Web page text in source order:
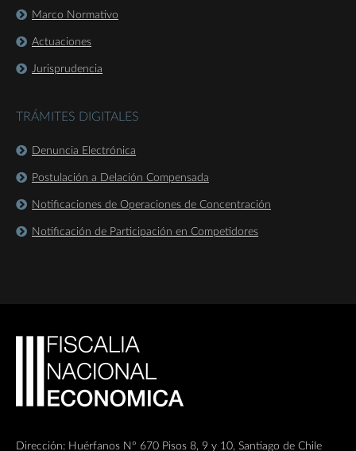
Marco Normativo
Actuaciones
Jurisprudencia
TRÁMITES DIGITALES
Denuncia Electrónica
Postulación a Delación Compensada
Notificaciones de Operaciones de Concentración
Notificación de Participación en Competidores
Dirección: Huérfanos Nº 670 Pisos 8, 9 y 10, Santiago de Chile